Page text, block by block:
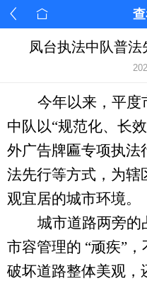
凤台执法中队普
今年以来，平度
中队以“规范化、长
外广告牌匾专项执法
法先行等方式，为辖
观宜居的城市环境。
城市道路两旁的
市容管理的 “顽疾” ，
破坏道路整体美观，